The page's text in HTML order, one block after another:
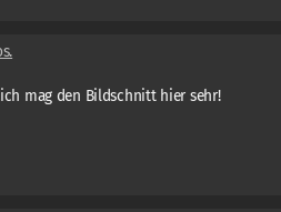
mag den Bildschnitt hier sehr!